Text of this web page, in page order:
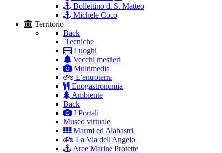
Bollettino di S. Matteo
Michele Coco
Territorio
Back
Tecniche
Luoghi
Vecchi mestieri
Multimedia
L'entroterra
Enogastronomia
Ambiente
Back
I Portali
Museo virtuale
Marmi ed Alabastri
La Via dell'Angelo
Aree Marine Protette